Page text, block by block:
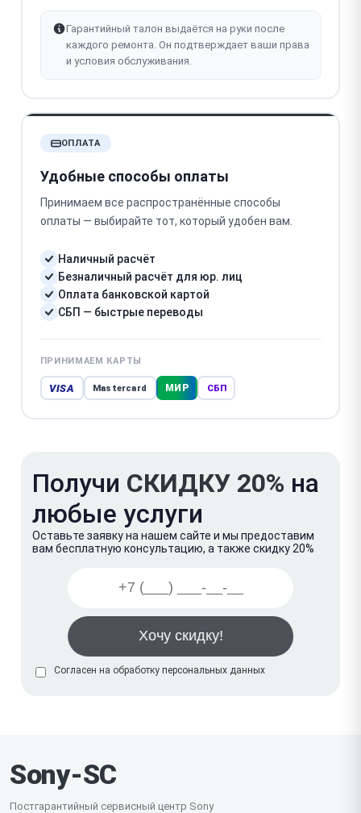
Гарантийный талон выдаётся на руки после
каждого ремонта. Он подтверждает ваши права
и условия обслуживания.
ОПЛАТА
Удобные способы оплаты
Принимаем все распространённые способы
оплаты — выбирайте тот, который удобен вам.
Наличный расчёт
Безналичный расчёт для юр. лиц
Оплата банковской картой
СБП — быстрые переводы
ПРИНИМАЕМ КАРТЫ
VISA Mastercard МИР СБП
Получи СКИДКУ 20% на
любые услуги
Оставьте заявку на нашем сайте и мы предоставим
вам бесплатную консультацию, а также скидку 20%
Согласен на обработку персональных данных
Sony-SC
Постгарантийный сервисный центр Sony